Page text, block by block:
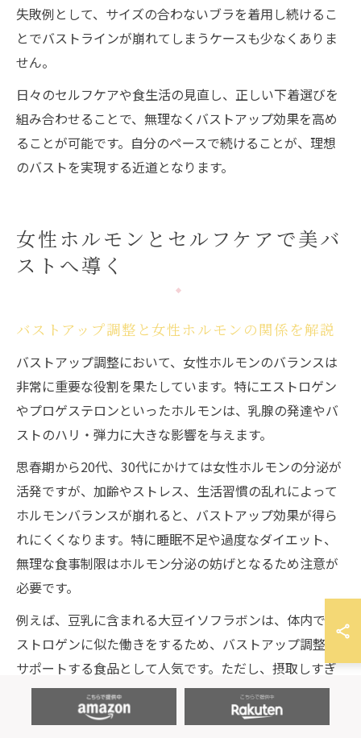
失敗例として、サイズの合わないブラを着用し続けるこ
とでバストラインが崩れてしまうケースも少なくありま
せん。
日々のセルフケアや食生活の見直し、正しい下着選びを
組み合わせることで、無理なくバストアップ効果を高め
ることが可能です。自分のペースで続けることが、理想
のバストを実現する近道となります。
女性ホルモンとセルフケアで美バ
ストへ導く
バストアップ調整と女性ホルモンの関係を解説
バストアップ調整において、女性ホルモンのバランスは
非常に重要な役割を果たしています。特にエストロゲン
やプロゲステロンといったホルモンは、乳腺の発達やバ
ストのハリ・弾力に大きな影響を与えます。
思春期から20代、30代にかけては女性ホルモンの分泌が
活発ですが、加齢やストレス、生活習慣の乱れによって
ホルモンバランスが崩れると、バストアップ効果が得ら
れにくくなります。特に睡眠不足や過度なダイエット、
無理な食事制限はホルモン分泌の妨げとなるため注意が
必要です。
例えば、豆乳に含まれる大豆イソフラボンは、体内でエ
ストロゲンに似た働きをするため、バストアップ調整を
サポートする食品として人気です。ただし、摂取しすぎ
は逆効果になる場合もあるため、適量を守ることが大切